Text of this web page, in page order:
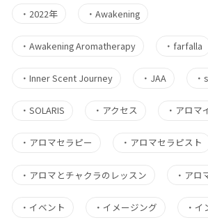
・ 2022年 ・Awakening
・ Awakening Aromatherapy ・ farfalla
・ Inner Scent Journey ・ JAA ・
・ SOLARIS ・ アクセス ・ アロマ
・ アロマセラピー ・ アロマセラピスト
・ アロマとチャクラのレッスン ・ アロ
・ イベント ・ イメージング ・ イ